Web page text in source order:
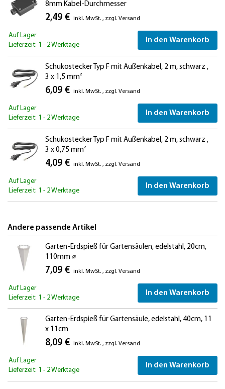
8mm Kabel-Durchmesser
2,49 € inkl. MwSt. , zzgl. Versand
Auf Lager
Lieferzeit: 1 - 2 Werktage
In den Warenkorb
Schukostecker Typ F mit Außenkabel, 2 m, schwarz ,
3 x 1,5 mm²
6,09 € inkl. MwSt. , zzgl. Versand
Auf Lager
Lieferzeit: 1 - 2 Werktage
In den Warenkorb
Schukostecker Typ F mit Außenkabel, 2 m, schwarz ,
3 x 0,75 mm²
4,09 € inkl. MwSt. , zzgl. Versand
Auf Lager
Lieferzeit: 1 - 2 Werktage
In den Warenkorb
Andere passende Artikel
Garten-Erdspieß für Gartensäulen, edelstahl, 20cm,
110mm ⌀
7,09 € inkl. MwSt. , zzgl. Versand
Auf Lager
Lieferzeit: 1 - 2 Werktage
In den Warenkorb
Garten-Erdspieß für Gartensäule, edelstahl, 40cm, 11
x 11cm
8,09 € inkl. MwSt. , zzgl. Versand
Auf Lager
Lieferzeit: 1 - 2 Werktage
In den Warenkorb